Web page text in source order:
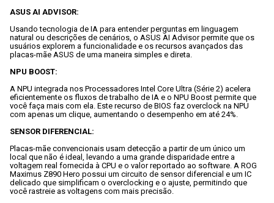
ASUS AI ADVISOR:
Usando tecnologia de IA para entender perguntas em linguagem
natural ou descrições de cenários, o ASUS AI Advisor permite que os
usuários explorem a funcionalidade e os recursos avançados das
placas-mãe ASUS de uma maneira simples e direta.
NPU BOOST:
A NPU integrada nos Processadores Intel Core Ultra (Série 2) acelera
eficientemente os fluxos de trabalho de IA e o NPU Boost permite que
você faça mais com ela. Este recurso de BIOS faz overclock na NPU
com apenas um clique, aumentando o desempenho em até 24%.
SENSOR DIFERENCIAL:
Placas-mãe convencionais usam detecção a partir de um único um
local que não é ideal, levando a uma grande disparidade entre a
voltagem real fornecida à CPU e o valor reportado ao software. A ROG
Maximus Z890 Hero possui um circuito de sensor diferencial e um IC
delicado que simplificam o overclocking e o ajuste, permitindo que
você rastreie as voltagens com mais precisão.